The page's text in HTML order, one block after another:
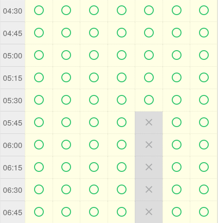
04:30       
04:45       
05:00       
05:15       
05:30       
05:45       
06:00       
06:15       
06:30       
06:45       